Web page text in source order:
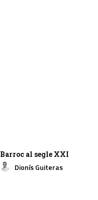
Barroc al segle XXI
Dionís Guiteras